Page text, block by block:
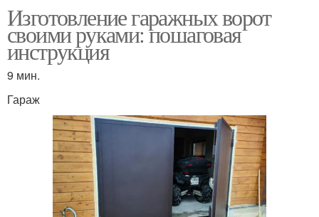
Изготовление гаражных ворот
своими руками: пошаговая
инструкция
9 мин.
Гараж